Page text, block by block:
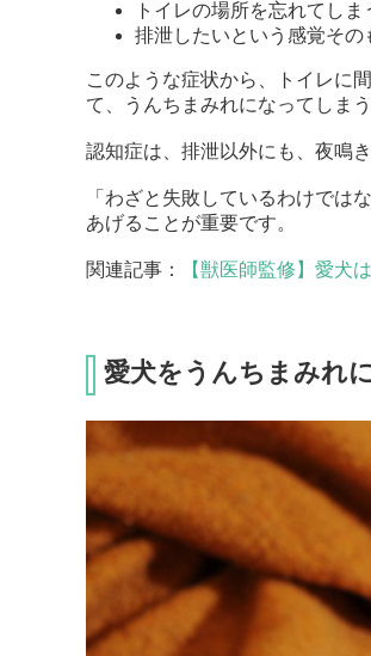
トイレの場所を忘れてしま
排泄したいという感覚その
このような症状から、トイレに
て、うんちまみれになってしま
認知症は、排泄以外にも、夜鳴
「わざと失敗しているわけでは
あげることが重要です。
関連記事： 【獣医師監修】愛犬
愛犬をうんちまみれ